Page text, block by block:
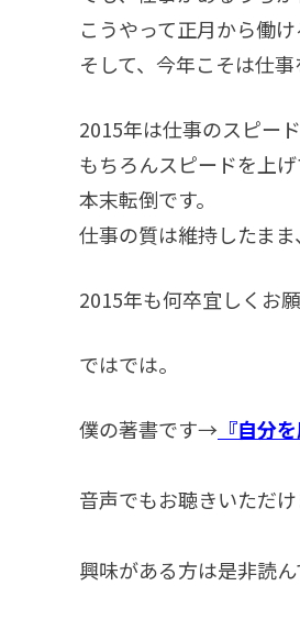
こうやって正月から働
そして、今年こそは仕
2015年は仕事のスピー
もちろんスピードを上
本末転倒です。
仕事の質は維持したま
2015年も何卒宜しくお
ではでは。
僕の著書です→ 『自分
音声でもお聴きいただ
興味がある方は是非読